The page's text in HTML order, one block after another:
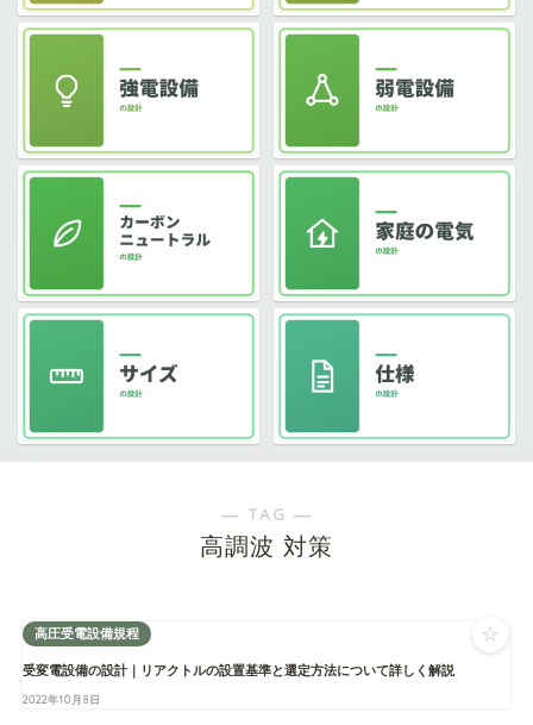
― TAG ―
高調波 対策
高圧受電設備規程
受変電設備の設計｜リアクトルの設置基準と選定方法について詳しく解説
2022年10月8日
☆